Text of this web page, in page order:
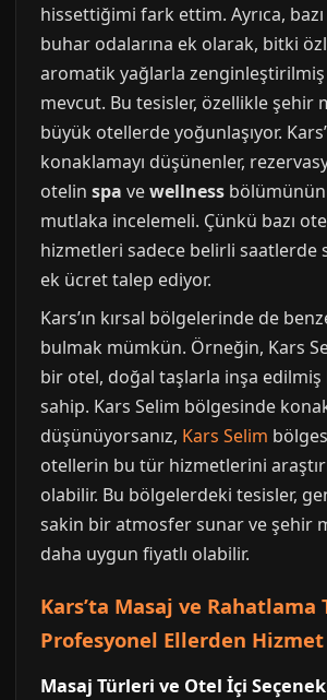
hissettiğimi fark ettim. Ayrıca,
buhar odalarına ek olarak, bitki
aromatik yağlarla
mevcut. Bu tesisler, özellikle şehir
büyük otellerde yoğunlaşıyor.
konaklamayı düşünenler,
otelin spa vewellness bölümünün
mutlaka incelemeli. Çünkü bazı
hizmetleri sadece belirli saatlerde
ek ücret talep ediyor.
Kars’ın kırsal bölgelerinde de
bulmak mümkün. Örneğin, Kars
bir otel, doğal taşlarla inşa
sahip. Kars Selim bölgesinde
düşünüyorsanız, Kars Selim
otellerin bu tür hizmetlerini
olabilir. Bu bölgelerdeki tesisler,
sakin bir atmosfer sunar ve şehir
daha uygun fiyatlı olabilir.
Kars’ta Masaj ve
Profesyonel Ellerden Hizmet
Masaj Türleri ve Otel İçi